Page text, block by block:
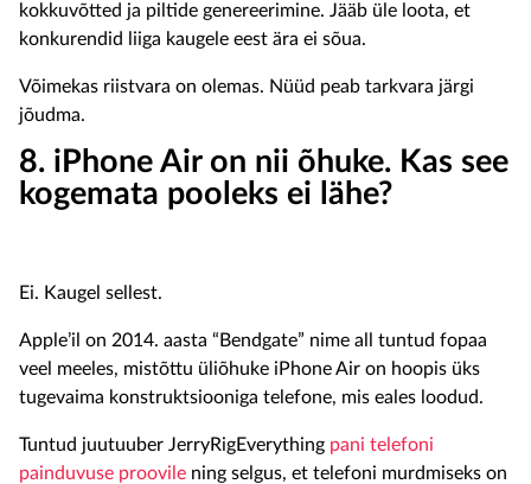
kokkuvõtted ja piltide genereerimine. Jääb üle loota, et
konkurendid liiga kaugele eest ära ei sõua.
Võimekas riistvara on olemas. Nüüd peab tarkvara järgi
jõudma.
8. iPhone Air on nii õhuke. Kas see
kogemata pooleks ei lähe?
Ei. Kaugel sellest.
Apple’il on 2014. aasta “Bendgate” nime all tuntud fopaa
veel meeles, mistõttu üliõhuke iPhone Air on hoopis üks
tugevaima konstruktsiooniga telefone, mis eales loodud.
Tuntud juutuuber JerryRigEverything pani telefoni
painduvuse proovile ning selgus, et telefoni murdmiseks on